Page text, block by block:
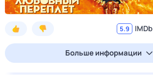
5.9 IMDb
Больше информации